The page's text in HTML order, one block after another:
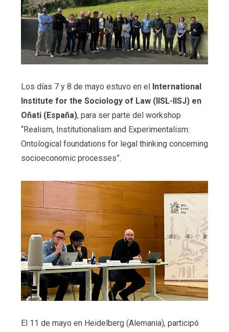
Los días 7 y 8 de mayo estuvo en elInternational
Institute for the Sociology of Law (IISL-IISJ) en
Oñati (España), para ser parte del workshop
“Realism, Institutionalism and Experimentalism:
Ontological foundations for legal thinking concerning
socioeconomic processes”.
El 11 de mayo en Heidelberg (Alemania), participó